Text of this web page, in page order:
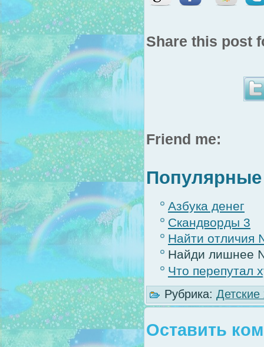
Share this post
Friend me:
Популярные
Азбука денег
Скандворды 3
Найти отличия
Найди лишнее
Что перепутал
Рубрика:
Оставить